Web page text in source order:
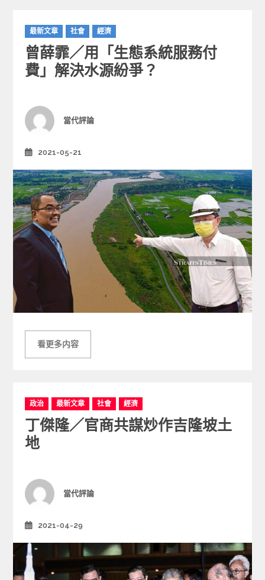
C
a
t
e
g
i
e
最新文章 社會 經濟
曾薛霏／用「生態系統服務付
費」解決水源紛爭？
Author
當代評論
2021-05-21
看更多内容
C
a
e
g
i
e
政治 最新文章 社會 經濟
丁傑隆／官商共謀炒作吉隆坡土
地
Author
當代評論
2021-04-29